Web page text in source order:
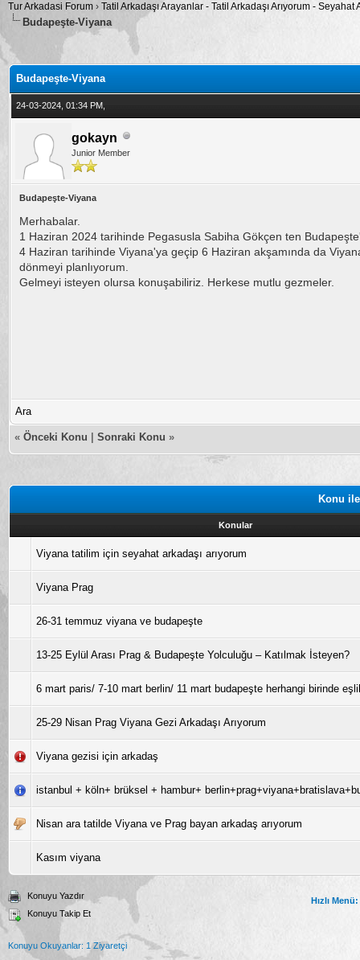
Tur Arkadasi Forum › Tatil Arkadaşı Arayanlar - Tatil Arkadaşı Arıyorum -
Budapeşte-Viyana
0
Budapeşte-Viyana
24-03-2024, 01:34 PM,
gokayn
Junior Member
Budapeşte-Viyana
Merhabalar.
1 Haziran 2024 tarihinde Pegasusla Sabiha Gökçen ten
4 Haziran tarihinde Viyana'ya geçip 6 Haziran akşamında da
dönmeyi planlıyorum.
Gelmeyi isteyen olursa konuşabiliriz. Herkese mutlu gezmeler.
Ara
« Önceki Konu Sonraki Konu »
Konu
Konular
Viyana tatilim için seyahat arkadaşı arıyorum
Viyana Prag
26-31 temmuz viyana ve budapeşte
13-25 Eylül Arası Prag & Budapeşte Yolculuğu – Katılmak İsteyen?
6 mart paris/ 7-10 mart berlin/ 11 mart budapeşte herhangi birinde
25-29 Nisan Prag Viyana Gezi Arkadaşı Arıyorum
Viyana gezisi için arkadaş
istanbul + köln+ brüksel + hambur+
Nisan ara tatilde Viyana ve Prag bayan arkadaş arıyorum
Kasım viyana
Konuyu Yazdır
Konuyu Takip Et
Hızlı Menü:
Konuyu Okuyanlar: 1 Ziyaretçi